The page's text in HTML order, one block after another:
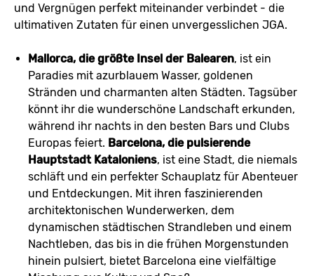
und Vergnügen perfekt miteinander verbindet - die
ultimativen Zutaten für einen unvergesslichen JGA.
Mallorca, die größte Insel der Balearen, ist ein
Paradies mit azurblauem Wasser, goldenen
Stränden und charmanten alten Städten. Tagsüber
könnt ihr die wunderschöne Landschaft erkunden,
während ihr nachts in den besten Bars und Clubs
Europas feiert. Barcelona, die pulsierende
Hauptstadt Kataloniens, ist eine Stadt, die niemals
schläft und ein perfekter Schauplatz für Abenteuer
und Entdeckungen. Mit ihren faszinierenden
architektonischen Wunderwerken, dem
dynamischen städtischen Strandleben und einem
Nachtleben, das bis in die frühen Morgenstunden
hinein pulsiert, bietet Barcelona eine vielfältige